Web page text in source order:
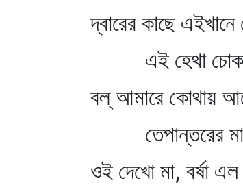
দ্বারের কাছে
এই হেথা
বল্‌ আমারে কোথায়
তেপান্তরের
ওই দেখো মা, বর্ষা এল